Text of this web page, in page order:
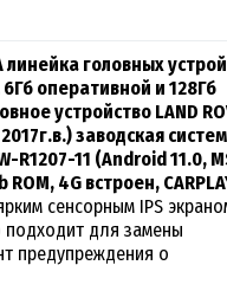
линейка головных ус
6Гб оперативной и 128Гб
устройство LAND
2017г.в.) заводская
R1207-11 (Android 11.0,
ROM, 4G встроен,
сенсорным IPS
подходит для замены
предупреждения о